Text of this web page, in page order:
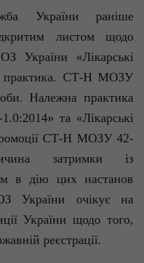
України раніше
листом щодо
України «Лікарські
практика. СТ-Н МОЗУ
Належна практика
та «Лікарські
СТ-Н МОЗУ 42-
затримки із
в дію цих настанов
України очікує на
України щодо того,
реєстрації.